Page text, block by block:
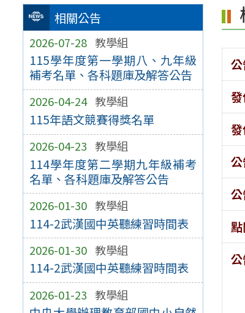
相關公告
2026-07-28 教學組
115學年度第一學期八、九年級
補考名單、各科題庫及解答公告
2026-04-24 教學組
115年語文競賽得獎名單
2026-04-23 教學組
114學年度第二學期九年級補考
名單、各科題庫及解答公告
2026-01-30 教學組
114-2武漢國中英聽練習時間表
2026-01-30 教學組
114-2武漢國中英聽練習時間表
2026-01-23 教學組